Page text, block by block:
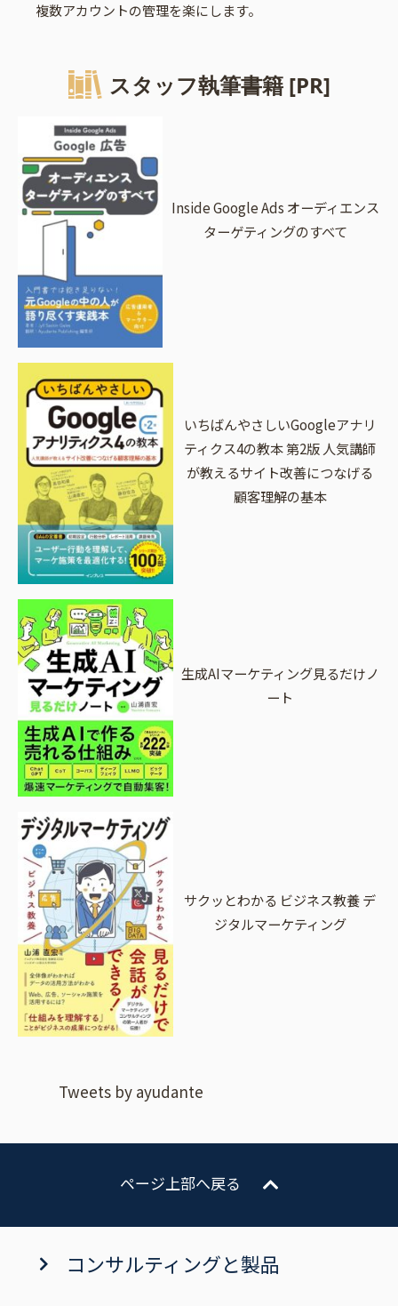
複数アカウントの管理を楽にします。
スタッフ執筆書籍 [PR]
Inside Google Ads オーディエンス
ターゲティングのすべて
いちばんやさしいGoogleアナリ
ティクス4の教本 第2版 人気講師
が教えるサイト改善につなげる
顧客理解の基本
生成AIマーケティング見るだけノ
ート
サクッとわかる ビジネス教養 デ
ジタルマーケティング
Tweets by ayudante
ページ上部へ戻る
コンサルティングと製品